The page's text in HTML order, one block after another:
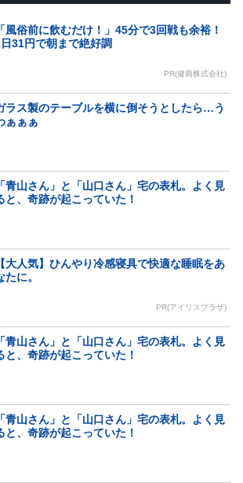
「風俗前に飲むだけ！」45分で3回戦も余裕！
31円で朝まで絶好調
PR(健商株式会社)
ラス製のテーブルを横に倒そうとしたら…う
ぁぁぁ
「青山さん」と「山口さん」宅の表札。よく見
と、奇跡が起こっていた！
【大人気】ひんやり冷感寝具で快適な睡眠をあ
たに。
PR(アイリスプラザ)
「青山さん」と「山口さん」宅の表札。よく見
と、奇跡が起こっていた！
「青山さん」と「山口さん」宅の表札。よく見
と、奇跡が起こっていた！